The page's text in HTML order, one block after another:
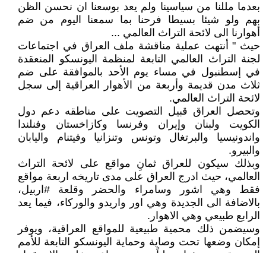
بعدما مللنا من سياسينا ولم يعد بوسعنا ان نحسن الظن
بهم ولو شيئا بسيطا فرحنا بما سمعنا اليوم من ضم
أهوارنا الى لائحة التراث العالمي ...
حيث " أنتهت عملية مناقشة ملف العراق في اجتماعات
لجنة التراث العالمي التابعة لمنظمة اليونسكو المنعقدة
في إسطنبول في مساء يوم الأحد بالموافقة على ضم
ثلاث مدن قديمة وأربعة من الأهوار العراقية إلى سجل
لائحة التراث العالمي.
وتحصل العراق قبيل التصويت على مناطقه دعم دول
الكويت ولبنان وإيران وفرنسا وكازاخستان وفنلندا
واندونيسيا والبرتغال وتونس وتنزانيا وفيتنام واليابان
والبيرو.
وبذلك سيكون للعراق ثمانِ مواقع على لائحة التراث
العالمي، حيث ادرج العراق على مدى تاريخه اربعة مواقع
فقط وهي اشور وسامراء والحضر وقلعة #اربيل،
بالاضافة الى الجديدة وهي اور واريدو والوركاء، فيما يعد
الرابع طبيعي وهي الاهوار.
وسيضمن ذلك محمية طبيعية للمواقع العراقية، ويوفر
إمكان وضعها تحت وصاية وحماية اليونسكو التابعة للأمم